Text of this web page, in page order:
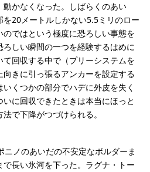
かなくなった。しばらくのあい
20メートルしかない5.5ミリのロー
ではという極度に恐ろしい事態を
しい瞬間の一つを経験するはめに
回収する中で（プリーシステムを
きに引っ張るアンカーを設定する
くつかの部分でハデに外皮を失く
に回収できたときは本当にほっと
で下降がつづけられる。
ノのあいだの不安定なボルダーま
長い氷河を下った。ラグナ・トー